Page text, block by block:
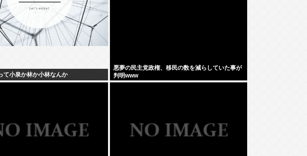
て小泉か林か小林なんか
悪夢の民主党政権、移民の数を減らしていた事が
判明www